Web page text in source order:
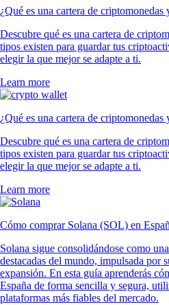
¿Qué es una cartera de
Descubre qué es una cartera de
tipos existen para guardar tus
elegir la que mejor se adapte a ti.
Learn more
¿Qué es una cartera de
Descubre qué es una cartera de
tipos existen para guardar tus
elegir la que mejor se adapte a ti.
Learn more
Cómo comprar Solana (SOL) en
Solana sigue consolidándose como
destacadas del mundo, impulsada por
expansión. En esta guía aprenderás
España de forma sencilla y segura,
plataformas más fiables del mercado.